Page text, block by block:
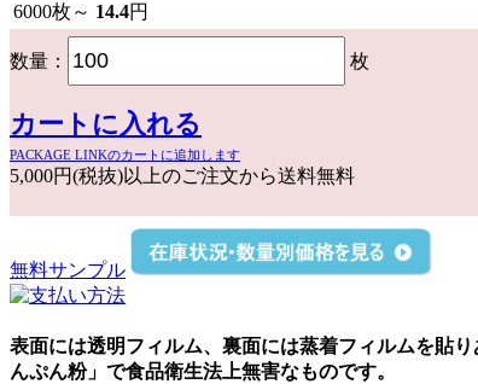
6000枚～ 14.4円
数量： 枚
カートに入れる
PACKAGE LINKのカートに追加します
5,000円(税抜)以上のご注文から送料無料
無料サンプル
表面には透明フィルム、裏面には蒸着フィルムを貼
んぷん粉」で食品衛生法上無害なものです。